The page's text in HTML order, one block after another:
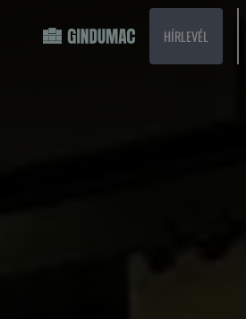
HÍRLEVÉL